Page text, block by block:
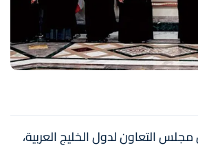
التعاون لدول الخليج العربية،